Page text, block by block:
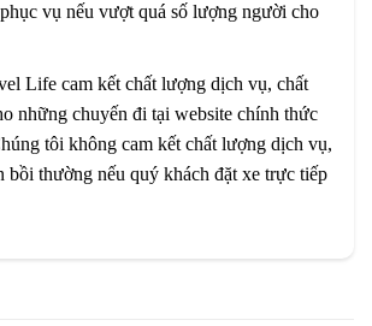
vụ nếu vượt quá số lượng người cho
Life cam kết chất lượng dịch vụ, chất
những chuyến đi tại website chính thức
tôi không cam kết chất lượng dịch vụ,
bồi thường nếu quý khách đặt xe trực tiếp